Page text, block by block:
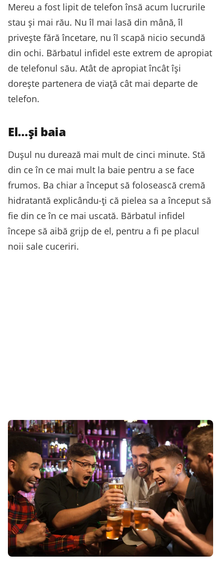
Mereu a fost lipit de telefon însă acum lucrurile
stau și mai rău. Nu îl mai lasă din mână, îl
privește fără încetare, nu îl scapă nicio secundă
din ochi. Bărbatul infidel este extrem de apropiat
de telefonul său. Atât de apropiat încât își
dorește partenera de viață cât mai departe de
telefon.
El…și baia
Dușul nu durează mai mult de cinci minute. Stă
din ce în ce mai mult la baie pentru a se face
frumos. Ba chiar a început să folosească cremă
hidratantă explicându-ți că pielea sa a început să
fie din ce în ce mai uscată. Bărbatul infidel
începe să aibă grijp de el, pentru a fi pe placul
noii sale cuceriri.